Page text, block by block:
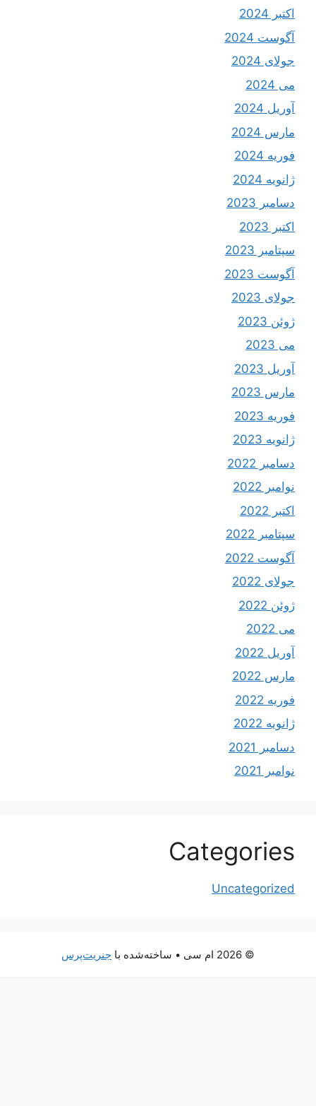
اکتبر 2024
آگوست 2024
جولای 2024
آوریل 2024
مارس 2024
فوریه 2024
ژانویه 2024
دسامبر 2023
اکتبر 2023
سپتامبر 2023
آگوست 2023
جولای 2023
ژوئن 2023
آوریل 2023
مارس 2023
فوریه 2023
ژانویه 2023
دسامبر 2022
نوامبر 2022
اکتبر 2022
سپتامبر 2022
آگوست 2022
جولای 2022
ژوئن 2022
آوریل 2022
مارس 2022
فوریه 2022
ژانویه 2022
دسامبر 2021
نوامبر 2021
Categories
Uncategorized
• ساخته‌شده باجنریت‌پرس